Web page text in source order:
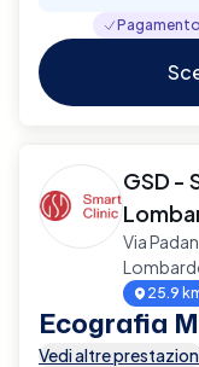
GSD -
Via
25.9
Ecografia
Vedi altre